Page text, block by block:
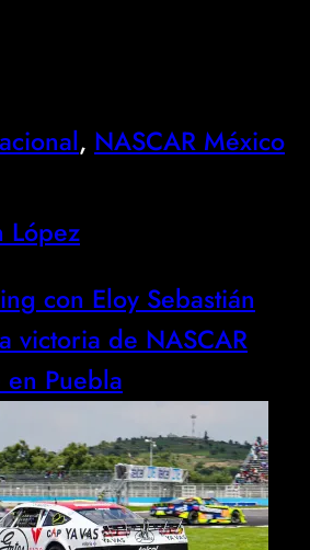
, NASCAR México
López
con Eloy Sebastián
victoria de NASCAR
Puebla